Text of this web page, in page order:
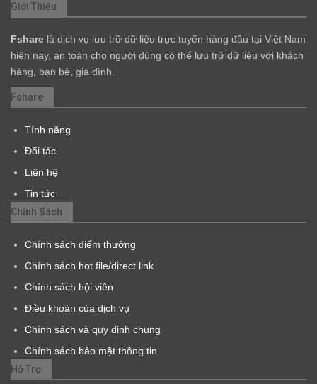
Giới Thiệu
Fshare là dịch vụ lưu trữ dữ liệu trực tuyến hàng đầu tại Việt Nam
hiện nay, an toàn cho người dùng có thể lưu trữ dữ liệu với khách
hàng, bạn bè, gia đình.
Fshare
Tính năng
Đối tác
Liên hệ
Tin tức
Chính Sách
Chính sách điểm thưởng
Chính sách hot file/direct link
Chính sách hội viên
Điều khoản của dịch vụ
Chính sách và quy định chung
Chính sách bảo mật thông tin
Hỗ Trợ